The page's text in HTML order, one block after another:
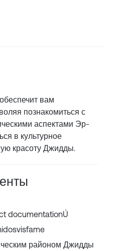
вам
познакомиться с
аспектами Эр-
в культурное
красоту Джидды.
documentationÚ
районом Джидды